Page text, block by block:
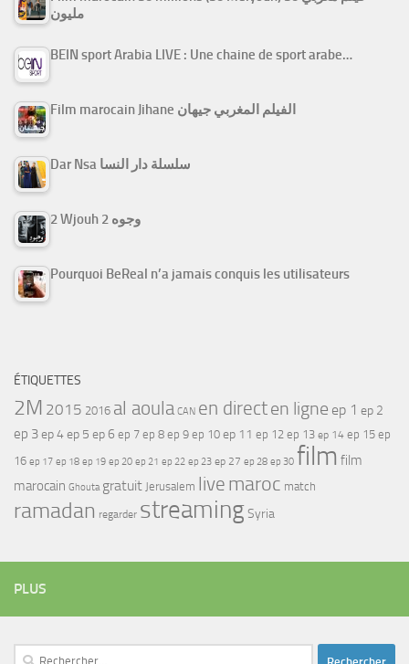
مليون
BEIN sport Arabia LIVE : Une chaine de sport arabe…
Film marocain Jihane الفيلم المغربي جيهان
Dar Nsa سلسلة دار النسا
2 Wjouh 2 وجوه
Pourquoi BeReal n’a jamais conquis les utilisateurs
ÉTIQUETTES
2M 2015 2016 al aoula CAN en directen ligne ep 1 ep 2
ep 3ep 4ep 5 ep 6 ep 7 ep 8 ep 9 ep 10 ep 11 ep 12 ep 13 ep 14 ep 15 ep
16 ep 17 ep 18 ep 19 ep 20 ep 21 ep 22 ep 23 ep 27 ep 28 ep 30 film film
marocain Ghouta gratuit Jerusalem live maroc match
ramadan regarder streamingSyria
PLUS
Rechercher :